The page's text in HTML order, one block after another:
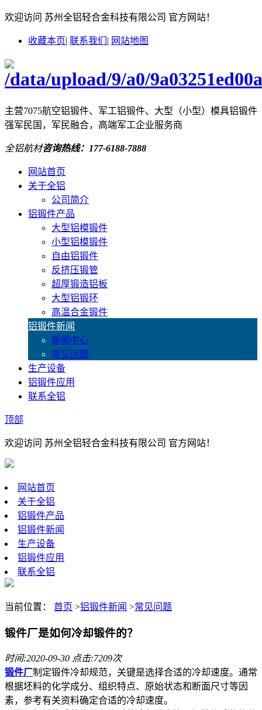
欢迎访问 苏州全铝轻合金科技有限公司 官方网站！
收藏本页| 联系我们 | 网站地图
主营7075航空铝锻件、军工铝锻件、大型（小型）模具铝锻件
强军民国，军民融合，高端军工企业服务商
全铝航材咨询热线： 177-6188-7888
网站首页
关于全铝
公司简介
铝锻件产品
大型铝模锻件
小型铝模锻件
自由铝锻件
反挤压锻管
超厚锻造铝板
大型铝锻环
高温合金锻件
铝锻件新闻
新闻中心
常见问题
生产设备
铝锻件应用
联系全铝
顶部
欢迎访问 苏州全铝轻合金科技有限公司 官方网站！
网站首页
关于全铝
铝锻件产品
铝锻件新闻
生产设备
铝锻件应用
联系全铝
当前位置： 首页 >铝锻件新闻 >常见问题
锻件厂是如何冷却锻件的？
时间:2020-09-30 点击:7209次
锻件厂制定锻件冷却规范，关键是选择合适的冷却速度。通常
根据坯料的化学成分、组织特点、原始状态和断面尺寸等因
素，参考有关资料确定合适的冷却速度。